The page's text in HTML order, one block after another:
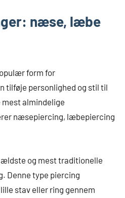
næse, læbe
form for
tilføje personlighed og stil til
mest almindelige
næsepiercing, læbepiercing
og mest traditionelle
Denne type piercing
stav eller ring gennem